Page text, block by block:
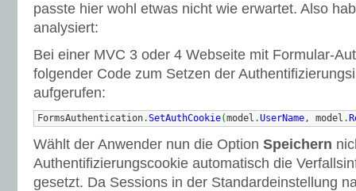
passte hier wohl etwas nicht wie erwartet. Also
analysiert:
Bei einer MVC 3 oder 4 Webseite mit Formular-
folgender Code zum Setzen der
aufgerufen:
FormsAuthentication.SetAuthCookie(model .UserName, model .
Wählt der Anwender nun die Option Speichern
Authentifizierungscookie automatisch die
gesetzt. Da Sessions in der Standardeinstellung